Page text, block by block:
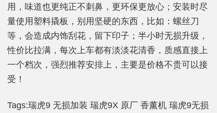
用，味道也更纯正不刺鼻，更环保更放心；安装时尽
量使用塑料撬板，别用坚硬的东西，比如：螺丝刀
等，会造成内饰刮花，留下印子；半小时无损升级，
性价比拉满，每次上车都有淡淡花清香，质感直接上
一个档次，强烈推荐安排上，主要是价格不贵可以接
受！
Tags:瑞虎9 无损加装 瑞虎9X 原厂 香薰机 瑞虎9无损